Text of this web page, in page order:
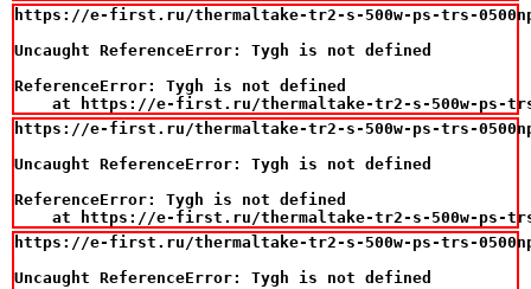
https://e-first.ru/thermaltake-tr2-s-500w-ps-trs-
Uncaught ReferenceError: Tygh is not defined
ReferenceError: Tygh is not defined
at https://e-first.ru/thermaltake-tr2-s-500w-ps-
https://e-first.ru/thermaltake-tr2-s-500w-ps-trs-
Uncaught ReferenceError: Tygh is not defined
ReferenceError: Tygh is not defined
at https://e-first.ru/thermaltake-tr2-s-500w-ps-
https://e-first.ru/thermaltake-tr2-s-500w-ps-trs-
Uncaught ReferenceError: Tygh is not defined